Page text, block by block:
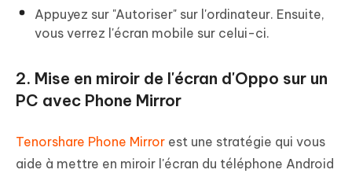
Appuyez sur "Autoriser" sur l'ordinateur. Ensuite,
vous verrez l'écran mobile sur celui-ci.
2. Mise en miroir de l'écran d'Oppo sur un
PC avec Phone Mirror
Tenorshare Phone Mirror est une stratégie qui vous
aide à mettre en miroir l'écran du téléphone Android